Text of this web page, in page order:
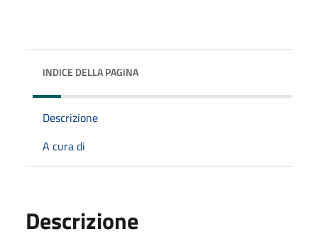
INDICE DELLA PAGINA
Descrizione
A cura di
Descrizione